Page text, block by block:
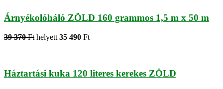
Árnyékolóháló ZÖLD 160 grammos 1,5 m x 50 m
39 370 Ft helyett 35 490 Ft
Háztartási kuka 120 literes kerekes ZÖLD